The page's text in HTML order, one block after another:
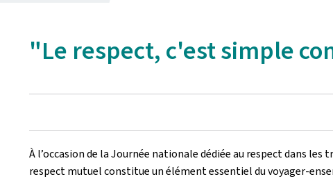
"Le respect, c'est simple
À l’occasion de la Journée nationale dédiée au respect dans
respect mutuel constitue un élément essentiel du voyager-